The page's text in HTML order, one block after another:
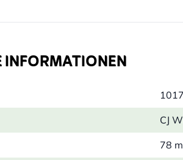
Talg für noch mehr Energie;
INFORMATIONEN
CJ
78